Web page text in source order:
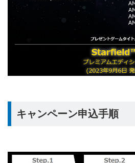
キャンペーン申込手順